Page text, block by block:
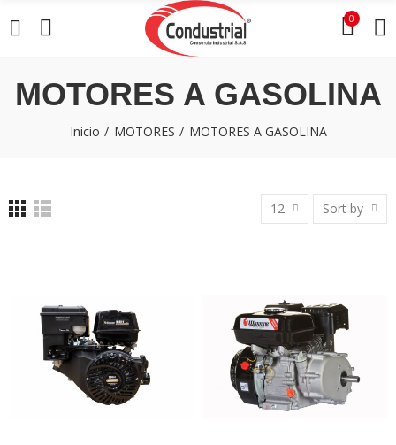
0
MOTORES A GASOLINA
Inicio MOTORES MOTORES A GASOLINA
12 Sort by